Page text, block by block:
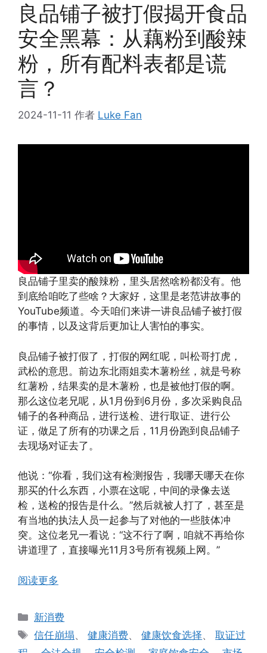
良品铺子被打假揭开食品
安全黑幕：从藕粉到酸辣
粉，所有配料表都是谎
言？
2024-11-11 作者 Luke Fan
良品铺子里卖的酸辣粉，里头居然啥粉都没有。他
到底给咱吃了些啥？大家好，这里是老范讲故事的
YouTube频道。今天咱们来讲一讲良品铺子被打假
的事情，以及这背后更加让人害怕的事实。
良品铺子被打假了，打假的网红呢，叫松哥打虎，
武松的意思。前边东北雨姐卖木薯粉丝，就是号称
红薯粉，结果卖的是木薯粉，也是被他打假的啊。
那么这位老兄呢，从1月份到6月份，多次采购良品
铺子的各种商品，进行送检、进行取证、进行公
证，做足了所有的功课之后，11月份跑到良品铺子
去现场对证去了。
他说：“你看，我们这有检测报告，我哪天哪天在你
那买的什么东西，小票在这呢，中间的录像去送
检，送检的报告是什么。”然后就被人打了，甚至是
有当地的执法人员一起参与了对他的一些肢体冲
突。这位老兄一看说：“这不行了啊，咱就不再给你
讲道理了，直接曝光11月3号所有视频上网。”
阅读更多
分
类
新消费
标
信任崩塌、健康消费、健康饮食选择、取证过